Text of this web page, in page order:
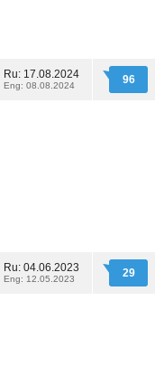
Ru: 17.08.2024
Eng: 08.08.2024 96
Ru: 04.06.2023
Eng: 12.05.2023 29